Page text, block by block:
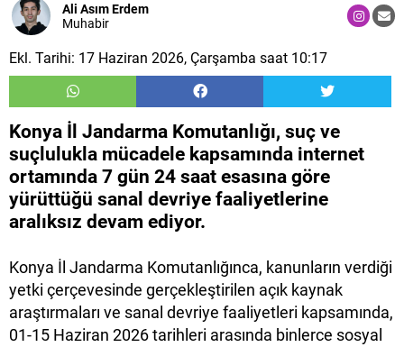
Ali Asım Erdem
Muhabir
Ekl. Tarihi: 17 Haziran 2026, Çarşamba saat 10:17
Konya İl Jandarma Komutanlığı, suç ve
suçlulukla mücadele kapsamında internet
ortamında 7 gün 24 saat esasına göre
yürüttüğü sanal devriye faaliyetlerine
aralıksız devam ediyor.
Konya İl Jandarma Komutanlığınca, kanunların verdiği
yetki çerçevesinde gerçekleştirilen açık kaynak
araştırmaları ve sanal devriye faaliyetleri kapsamında,
01-15 Haziran 2026 tarihleri arasında binlerce sosyal